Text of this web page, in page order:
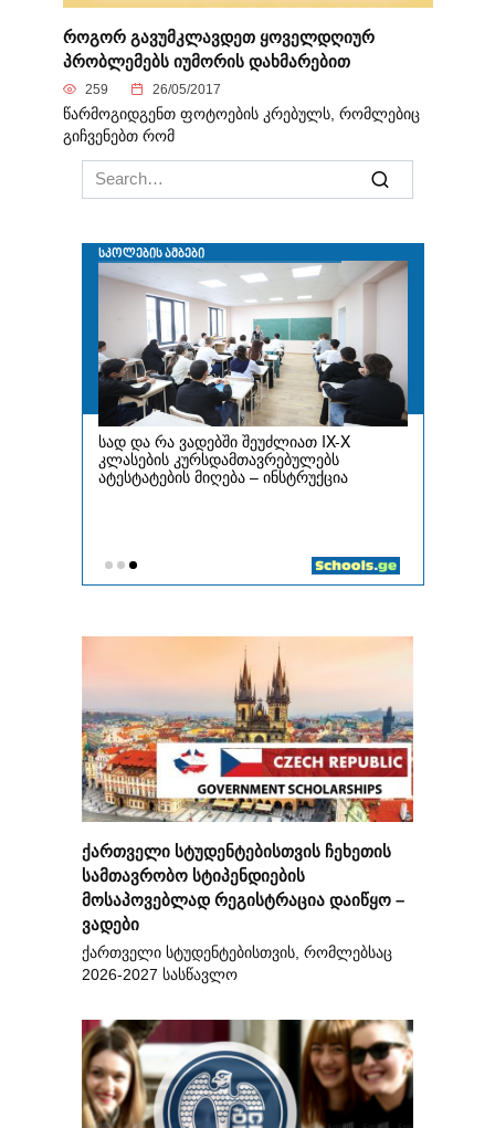
როგორ გავუმკლავდეთ ყოველდღიურ
პრობლემებს იუმორის დახმარებით
259 26/05/2017
წარმოგიდგენთ ფოტოების კრებულს, რომლებიც
გიჩვენებთ რომ
Search
for:
ქართველი სტუდენტებისთვის ჩეხეთის
სამთავრობო სტიპენდიების
მოსაპოვებლად რეგისტრაცია დაიწყო –
ვადები
ქართველი სტუდენტებისთვის, რომლებსაც
2026-2027 სასწავლო